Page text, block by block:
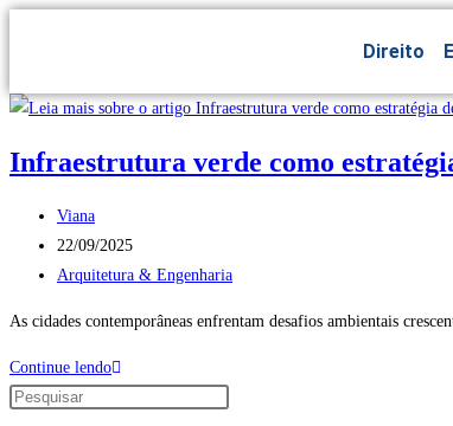
Direito
Infraestrutura verde como
Viana
22/09/2025
Arquitetura & Engenharia
As cidades contemporâneas enfrentam desafios ambientais
Continue lendo